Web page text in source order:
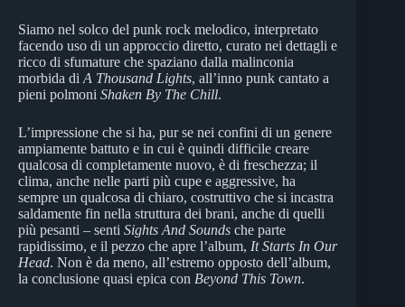
Siamo nel solco del punk rock melodico, interpretato
facendo uso di un approccio diretto, curato nei dettagli e
ricco di sfumature che spaziano dalla malinconia
morbida di A Thousand Lights, all’inno punk cantato a
pieni polmoni Shaken By The Chill.
L’impressione che si ha, pur se nei confini di un genere
ampiamente battuto e in cui è quindi difficile creare
qualcosa di completamente nuovo, è di freschezza; il
clima, anche nelle parti più cupe e aggressive, ha
sempre un qualcosa di chiaro, costruttivo che si incastra
saldamente fin nella struttura dei brani, anche di quelli
più pesanti – senti Sights And Sounds che parte
rapidissimo, e il pezzo che apre l’album, It Starts In Our
Head. Non è da meno, all’estremo opposto dell’album,
la conclusione quasi epica con Beyond This Town.